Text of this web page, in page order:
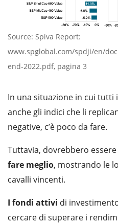
Source: Spiva Report:
www.spglobal.com/spdji/en/
end-2022.pdf, pagina 3
In una situazione in cui tutti
anche gli indici che li
negative, c’è poco da fare.
Tuttavia, dovrebbero essere
fare meglio, mostrando le
cavalli vincenti.
I fondi attivi di
cercare di superare i